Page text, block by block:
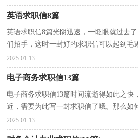
英语求职信8篇
英语求职信8篇光阴迅速，一眨眼就过去
们招手，这时一封好的求职信可以起到毛
信都具备一些什么特点呢？下面是小编收
2025-01-13
电子商务求职信13篇
电子商务求职信13篇时间流逝得如此之快
近，需要为此写一封求职信了哦。那么如
呢？以下是小编为大家收集的电子商务求
2025-01-13